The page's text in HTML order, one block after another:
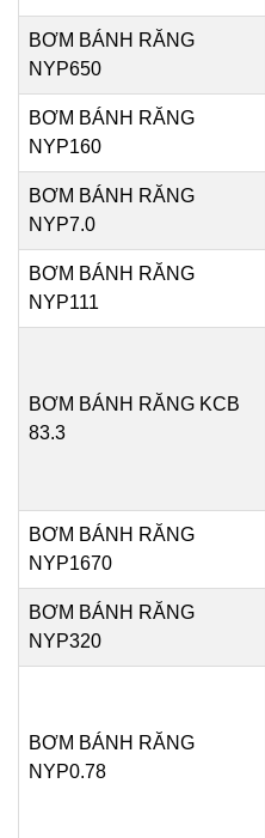
BƠM BÁNH RĂNG
NYP650
BƠM BÁNH RĂNG
NYP160
BƠM BÁNH RĂNG
NYP7.0
BƠM BÁNH RĂNG
NYP111
BƠM BÁNH RĂNG KCB
83.3
BƠM BÁNH RĂNG
NYP1670
BƠM BÁNH RĂNG
NYP320
BƠM BÁNH RĂNG
NYP0.78